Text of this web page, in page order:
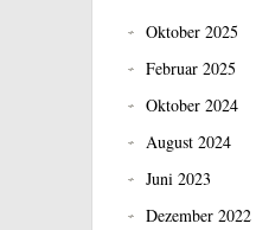
Oktober 2025
Februar 2025
Oktober 2024
August 2024
Juni 2023
Dezember 2022